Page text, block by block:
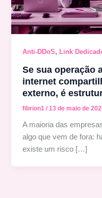
Anti-DDoS, Link
Se sua operação
internet
externo, é
fibrion1/13 de maio de
A maioria das
algo que vem de fora:
existe um risco […]